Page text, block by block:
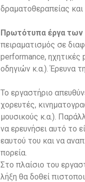
δραματοθεραπείας
Πρωτότυπα έργα
πειραματισμός σε
performance,
οδηγιών κ.α.). Έρευνα
Το εργαστήριο
χορευτές,
μουσικούς κ.α.).
να ερευνήσει αυτό το
εαυτού του και να
πορεία.
Στο πλαίσιο του
λήξη θα δοθεί